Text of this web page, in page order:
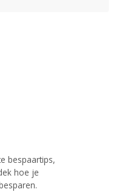
bespaartips,
hoe je